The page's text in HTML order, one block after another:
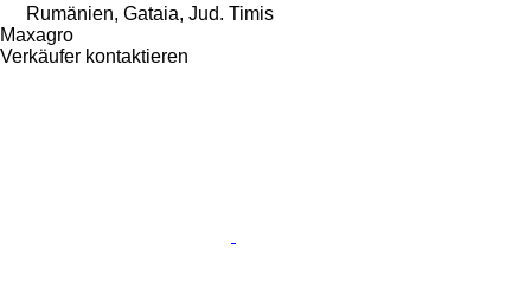
Rumänien, Gataia, Jud. Timis
Maxagro
Verkäufer kontaktieren